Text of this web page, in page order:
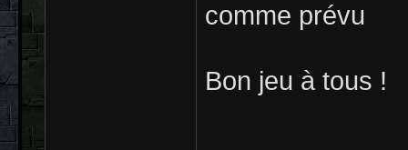
comme prévu
Bon jeu à tous !